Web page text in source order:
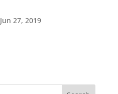
Jun 27, 2019